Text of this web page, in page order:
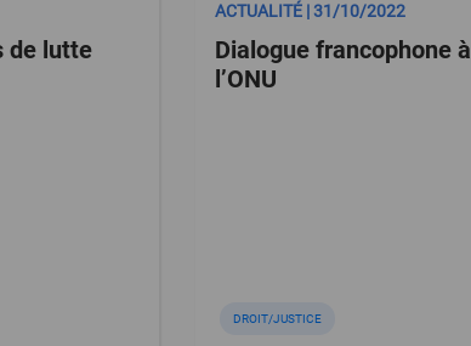
de lutte
ACTUALITÉ | 31/10/2022
Dialogue francophone
l’ONU
DROIT/JUSTICE